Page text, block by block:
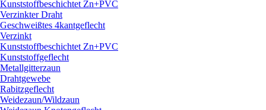
Kunststoffbeschichtet Zn+PVC
Verzinkter Draht
Geschweißtes 4kantgeflecht
Verzinkt
Kunststoffbeschichtet Zn+PVC
Kunststoffgeflecht
Metallgitterzaun
Drahtgewebe
Rabitzgeflecht
Weidezaun/Wildzaun